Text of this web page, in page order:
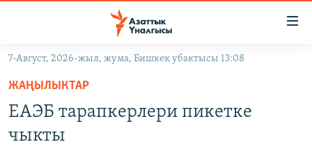
Навигацияга
өтүңүз
Издөөгө
салыңызКЫРГЫЗСТАН
7-Август, 2026-жыл, жума, Бишкек убактысы 13:08
ЖАҢЫЛЫКТАР
ЕАЭБ тарапкерлери пикетке
чыкты